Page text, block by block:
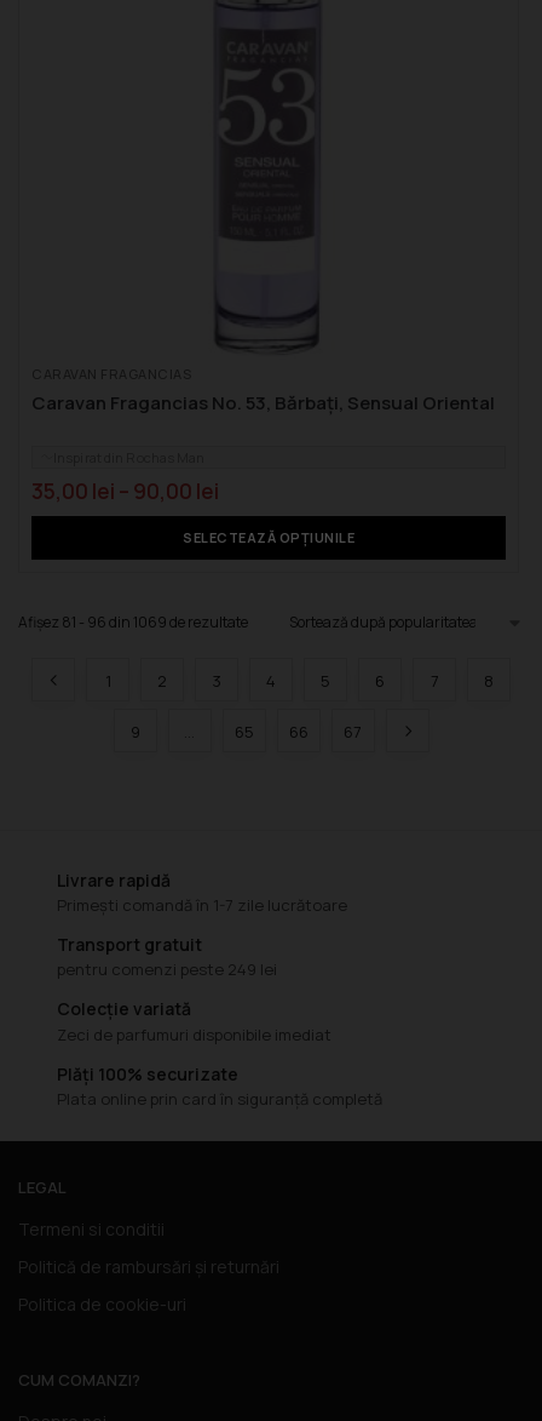
Caravan Fragancias No. 53, Bărbați, Sensual Oriental
35,00 lei – 90,00 lei
SELECTEAZĂ OPȚIUNILE
Afișez 81 - 96 din 1069 de rezultate
1 2 3 4 5 6 7 8
9 65 66 67
Livrare rapidă
Primești comandă în 1-7 zile lucrătoare
Transport gratuit
pentru comenzi peste 249 lei
Colecție variată
Zeci de parfumuri disponibile imediat
Plăți 100% securizate
Plata online prin card în siguranță completă
LEGAL
Termeni si conditii
Politică de rambursări și returnări
Politica de cookie-uri
CUM COMANZI?